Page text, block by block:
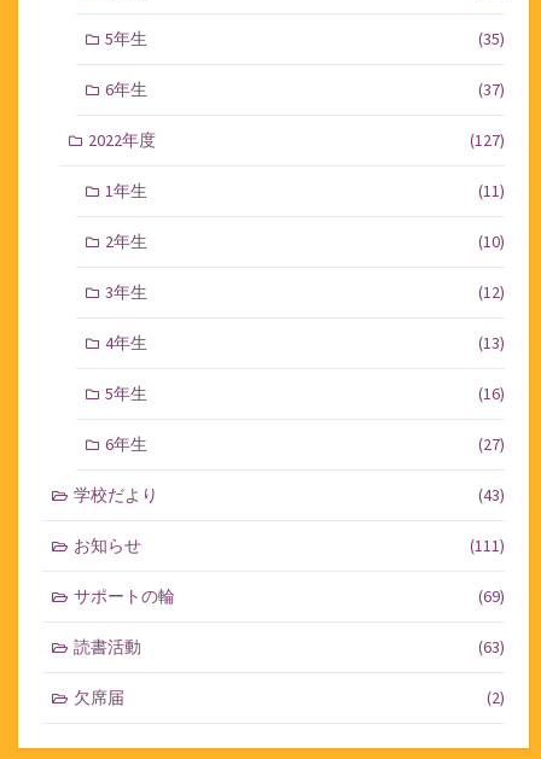
5年生 (35)
6年生 (37)
2022年度 (127)
1年生 (11)
2年生 (10)
3年生 (12)
4年生 (13)
5年生 (16)
6年生 (27)
学校だより (43)
お知らせ (111)
サポートの輪 (69)
読書活動 (63)
欠席届 (2)